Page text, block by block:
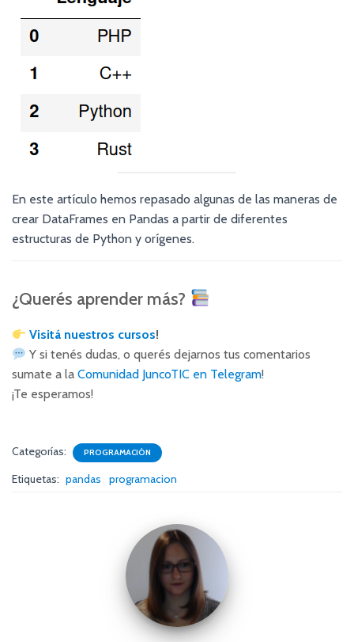
En este artículo hemos repasado algunas de las maneras de
crear DataFrames en Pandas a partir de diferentes
estructuras de Python y orígenes.
¿Querés aprender más?
Visitá nuestros cursos!
Y si tenés dudas, o querés dejarnos tus comentarios
sumate a la Comunidad JuncoTIC en Telegram!
¡Te esperamos!
Categorías: PROGRAMACIÓN
Etiquetas: pandas programacion